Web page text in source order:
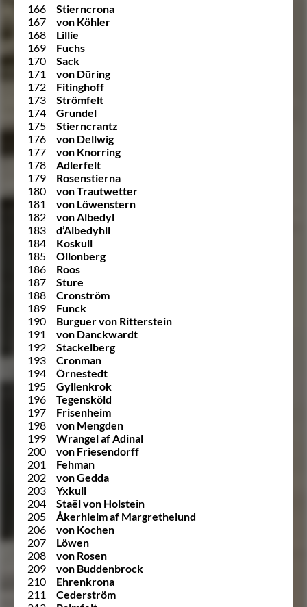
166
Stierncrona
167
von Köhler
168
Lillie
169
Fuchs
170
Sack
171
von Düring
172
Fitinghoff
173
Strömfelt
174
Grundel
175
Stierncrantz
176
von Dellwig
177
von Knorring
178
Adlerfelt
179
Rosenstierna
180
von Trautwetter
181
von Löwenstern
182
von Albedyl
183
d’Albedyhll
184
Koskull
185
Ollonberg
186
Roos
187
Sture
188
Cronström
189
Funck
190
Burguer von Ritterstein
191
von Danckwardt
192
Stackelberg
193
Cronman
194
Örnestedt
195
Gyllenkrok
196
Tegensköld
197
Frisenheim
198
von Mengden
199
Wrangel af Adinal
200
von Friesendorff
201
Fehman
202
von Gedda
203
Yxkull
204
Staël von Holstein
205
Åkerhielm af Margrethelund
206
von Kochen
207
Löwen
208
von Rosen
209
von Buddenbrock
210
Ehrenkrona
211
Cederström